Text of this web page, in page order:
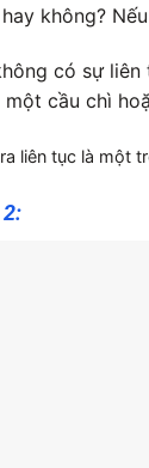
không?
có sự
một cầu chì
liên tục là một